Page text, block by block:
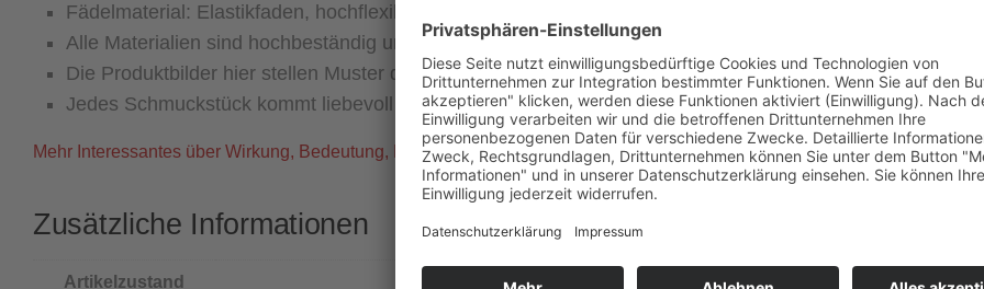
Fädelmaterial: Elastikfaden, hochflexibel und langlebig
Alle Materialien sind hochbeständig und für Allergiker geeignet
Die Produktbilder hier stellen Muster dar, die Anzahl der Perlen kann je nach Armbandlänge variieren!
Jedes Schmuckstück kommt liebevoll verpackt in einer hübschen Geschenkverpackung bei Ihnen an.
Mehr Interessantes über Wirkung, Bedeutung, Herkunft und Pflege in unserer „Zauberwelt der Steine“»
Zusätzliche Informationen
Artikelzustand